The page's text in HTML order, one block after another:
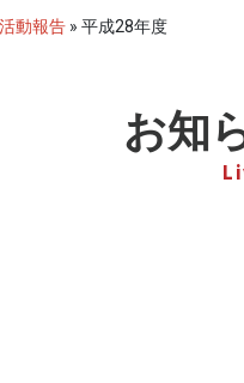
動報告 » 平成28年度
お知